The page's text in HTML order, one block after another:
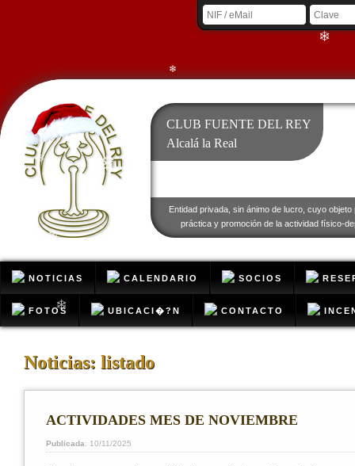
CLUB FUENTE DEL REY
Alcalá la Real
Entidad privada, sin ánimo de lucro, cuyo objeto
práctica y promoción de la actividad físico-
NOTICIAS CALENDARIO SOCIOS
FOTOS UBICACI�?N CONTACTO
Noticias: listado
ACTIVIDADES MES DE NOVIEMBRE
Publicada: 10/11/2025
❄
❄ ❄
❄
❄